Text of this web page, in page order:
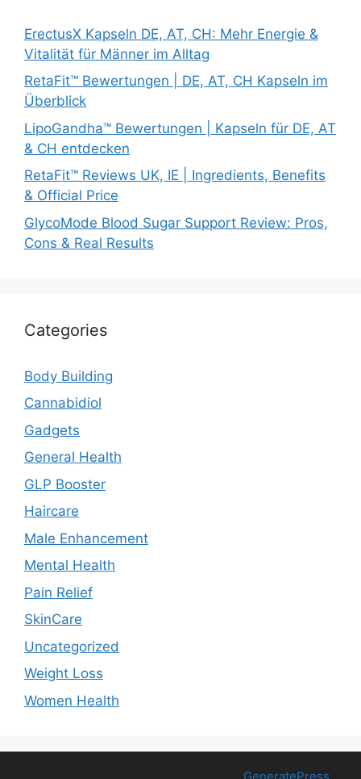
ErectusX Kapseln DE, AT, CH: Mehr Energie &
Vitalität für Männer im Alltag
RetaFit™ Bewertungen | DE, AT, CH Kapseln im
Überblick
LipoGandha™ Bewertungen | Kapseln für DE, AT
& CH entdecken
RetaFit™ Reviews UK, IE | Ingredients, Benefits
& Official Price
GlycoMode Blood Sugar Support Review: Pros,
Cons & Real Results
Categories
Body Building
Cannabidiol
Gadgets
General Health
GLP Booster
Haircare
Male Enhancement
Mental Health
Pain Relief
SkinCare
Uncategorized
Weight Loss
Women Health